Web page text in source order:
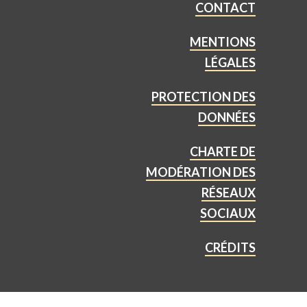
CONTACT
MENTIONS
LÉGALES
PROTECTION DES
DONNÉES
CHARTE DE
MODÉRATION DES
RÉSEAUX
SOCIAUX
CRÉDITS